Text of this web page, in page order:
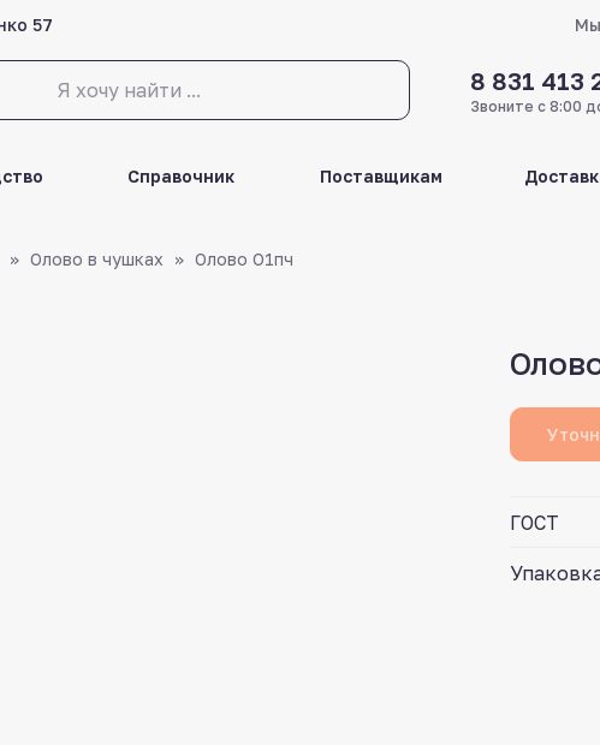
57
Звоните с 8:00
Справочник Поставщикам
8 831 413
Олово в чушках Олово О1пч
ГОСТ